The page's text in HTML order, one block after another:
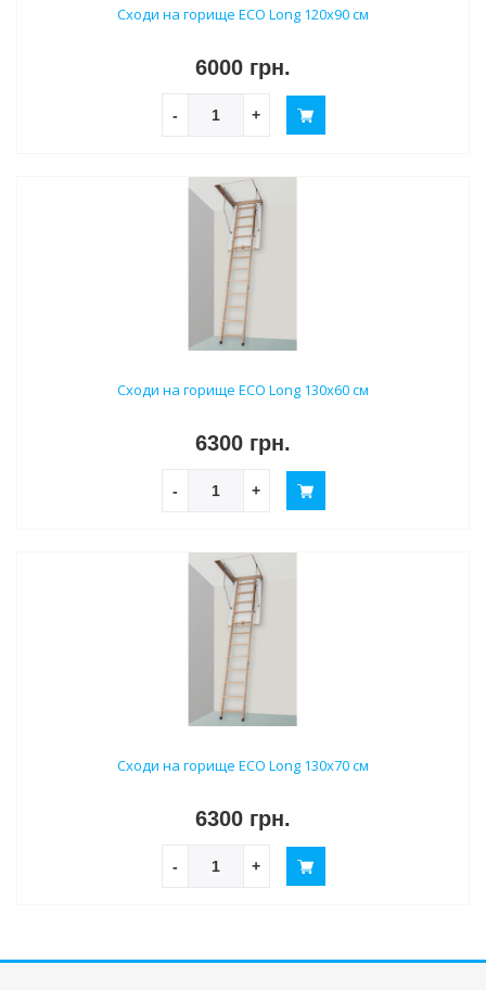
Сходи на горище ECO Long 120х90 см
6000 грн.
- +
Сходи на горище ECO Long 130х60 см
6300 грн.
- +
Сходи на горище ECO Long 130х70 см
6300 грн.
- +